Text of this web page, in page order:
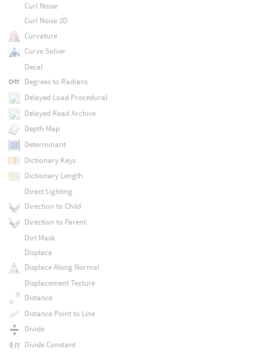
Curl Noise
Curl Noise 2D
Curvature
Curve Solver
Decal
Degrees to Radians
Delayed Load Procedural
Delayed Read Archive
Depth Map
Determinant
Dictionary Keys
Dictionary Length
Direct Lighting
Direction to Child
Direction to Parent
Dirt Mask
Displace
Displace Along Normal
Displacement Texture
Distance
Distance Point to Line
Divide
Divide Constant